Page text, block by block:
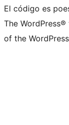
El código es
The
of the